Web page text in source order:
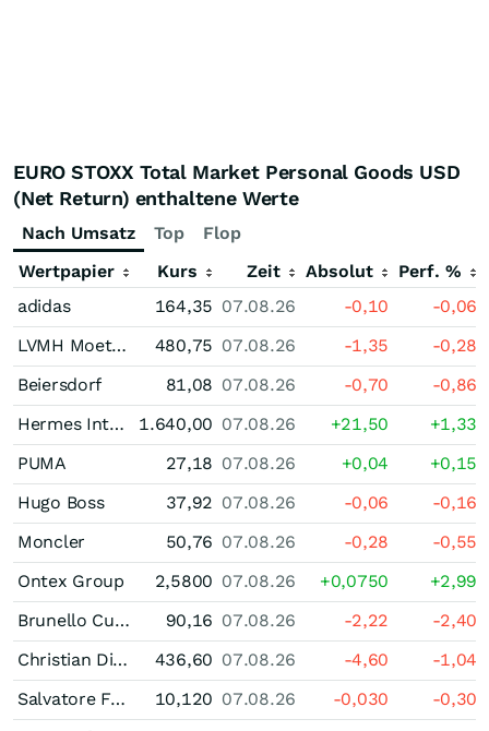
EURO STOXX Total Market Personal Goods USD
(Net Return) enthaltene Werte
Nach Umsatz Top
Flop
Wertpapier
Kurs Zeit Absolut
Perf. %
adidas
164,35 07.08.26 -0,10
-0,06
LVMH Moet Hennessy Louis Vuitton
480,75 07.08.26 -1,35
-0,28
Beiersdorf
81,08 07.08.26 -0,70
-0,86
Hermes International
1.640,00 07.08.26 +21,50
+1,33
PUMA
27,18 07.08.26 +0,04
+0,15
Hugo Boss
37,92 07.08.26 -0,06
-0,16
Moncler
50,76 07.08.26 -0,28
-0,55
Ontex Group
2,5800 07.08.26 +0,0750
+2,99
Brunello Cucinelli
90,16 07.08.26 -2,22
-2,40
Christian Dior
436,60 07.08.26 -4,60
-1,04
Salvatore Ferragamo
10,120 07.08.26 -0,030
-0,30